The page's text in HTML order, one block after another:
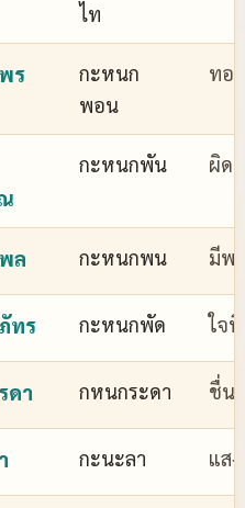
ไท
ร
กะหนก
พอน
ทอ
กะหนกพัน ผิด
ล กะหนกพน มีพ
ทร กะหนกพัด ใจ
ดา กหนกระดา ชื่น
กะนะลา แสง